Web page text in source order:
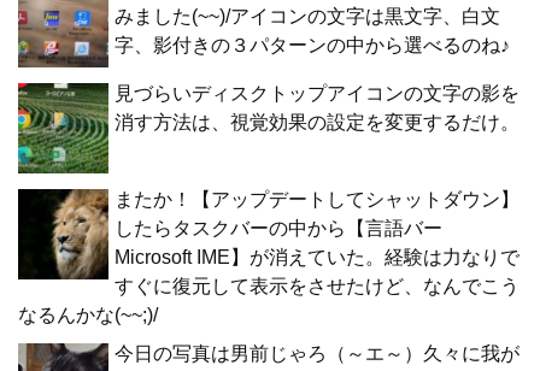
みました(~~)/アイコンの文字は黒文字、白文
字、影付きの３パターンの中から選べるのね♪
見づらいディスクトップアイコンの文字の影を
消す方法は、視覚効果の設定を変更するだけ。
またか！【アップデートしてシャットダウン】
したらタスクバーの中から【言語バー
Microsoft IME】が消えていた。経験は力なりで
すぐに復元して表示をさせたけど、なんでこう
なるんかな(~~;)/
今日の写真は男前じゃろ（～エ～）久々に我が